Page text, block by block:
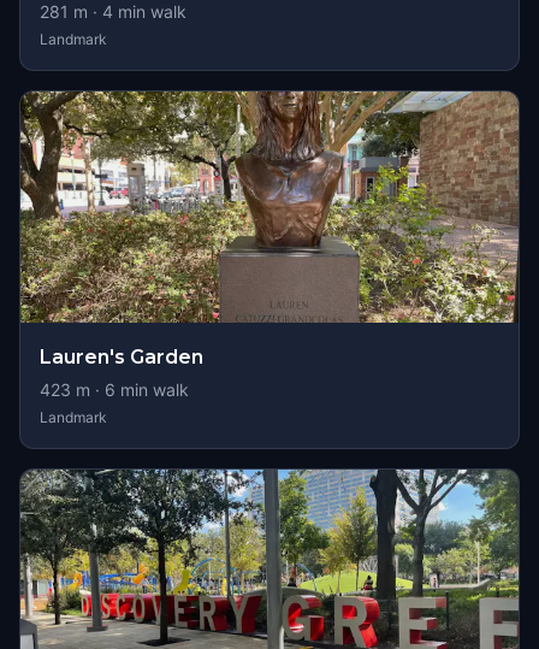
281 m · 4 min walk
Landmark
Lauren's Garden
423 m · 6 min walk
Landmark